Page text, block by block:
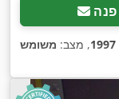
פנה
1997, מצב: משומש